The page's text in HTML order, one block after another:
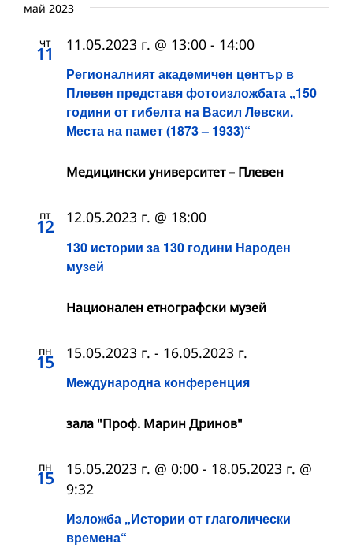
май 2023
чт
11
Регионалният академичен център в
Плевен представя фотоизложбата „150
години от гибелта на Васил Левски.
Места на памет (1873 – 1933)“
11.05.2023 г. @ 13:00 - 14:00
Медицински университет – Плевен
пт
12
130 истории за 130 години Народен
музей
12.05.2023 г. @ 18:00
Националeн етнографски музей
пн
15
Международна конференция
15.05.2023 г. - 16.05.2023 г.
зала "Проф. Марин Дринов"
пн
15
Изложба „Истории от глаголически
времена“
15.05.2023 г. @ 0:00 - 18.05.2023 г. @
9:32